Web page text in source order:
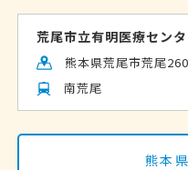
荒尾市立有明医療セン
熊本県荒尾市荒尾
南荒尾
熊本